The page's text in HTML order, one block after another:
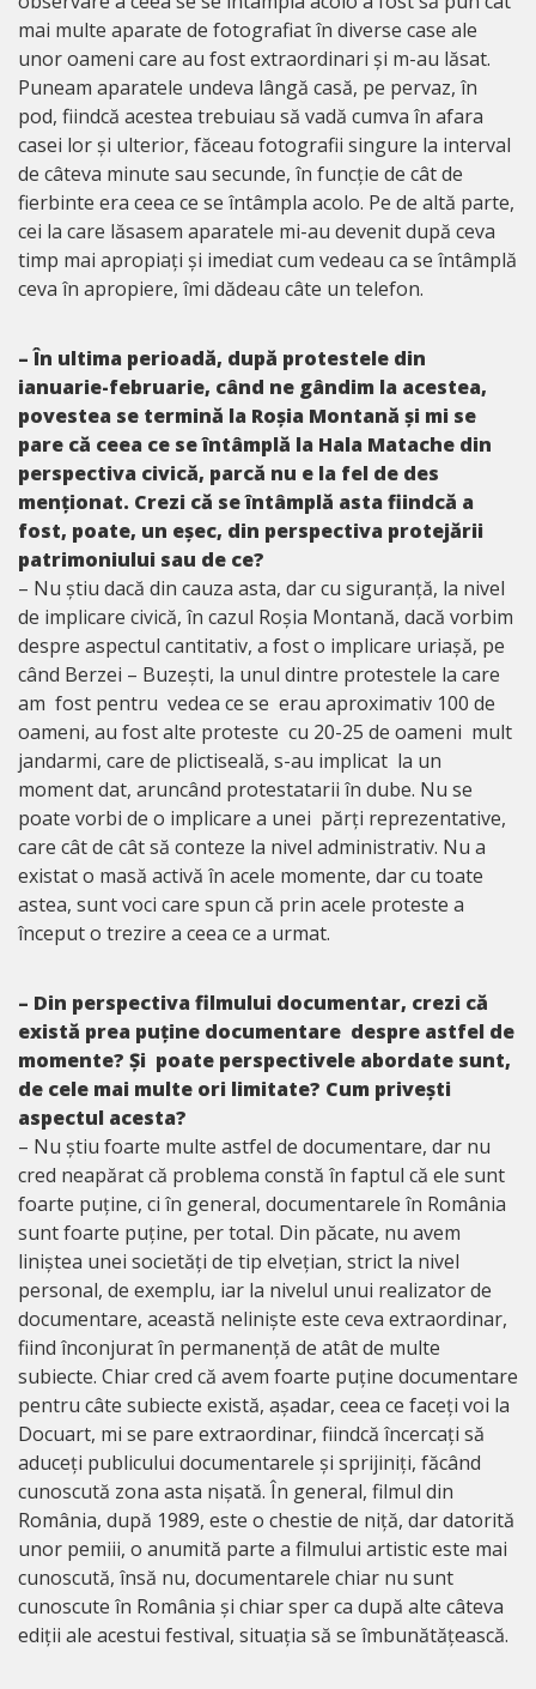
mai multe aparate de fotografiat în diverse case ale
unor oameni care au fost extraordinari și m-au lăsat.
Puneam aparatele undeva lângă casă, pe pervaz, în
pod, fiindcă acestea trebuiau să vadă cumva în afara
casei lor și ulterior, făceau fotografii singure la interval
de câteva minute sau secunde, în funcție de cât de
fierbinte era ceea ce se întâmpla acolo. Pe de altă parte,
cei la care lăsasem aparatele mi-au devenit după ceva
timp mai apropiați și imediat cum vedeau ca se întâmplă
ceva în apropiere, îmi dădeau câte un telefon.
– În ultima perioadă, după protestele din
ianuarie-februarie, când ne gândim la acestea,
povestea se termină la Roșia Montană și mi se
pare că ceea ce se întâmplă la Hala Matache din
perspectiva civică, parcă nu e la fel de des
menționat. Crezi că se întâmplă asta fiindcă a
fost, poate, un eșec, din perspectiva protejării
patrimoniului sau de ce?
– Nu știu dacă din cauza asta, dar cu siguranță, la nivel
de implicare civică, în cazul Roșia Montană, dacă vorbim
despre aspectul cantitativ, a fost o implicare uriașă, pe
când Berzei – Buzești, la unul dintre protestele la care
am fost pentru vedea ce se erau aproximativ 100 de
oameni, au fost alte proteste cu 20-25 de oameni mult
jandarmi, care de plictiseală, s-au implicat la un
moment dat, aruncând protestatarii în dube. Nu se
poate vorbi de o implicare a unei părți reprezentative,
care cât de cât să conteze la nivel administrativ. Nu a
existat o masă activă în acele momente, dar cu toate
astea, sunt voci care spun că prin acele proteste a
început o trezire a ceea ce a urmat.
– Din perspectiva filmului documentar, crezi că
există prea puține documentare despre astfel de
momente? Și poate perspectivele abordate sunt,
de cele mai multe ori limitate? Cum privești
aspectul acesta?
– Nu știu foarte multe astfel de documentare, dar nu
cred neapărat că problema constă în faptul că ele sunt
foarte puține, ci în general, documentarele în România
sunt foarte puține, per total. Din păcate, nu avem
liniștea unei societăți de tip elvețian, strict la nivel
personal, de exemplu, iar la nivelul unui realizator de
documentare, această neliniște este ceva extraordinar,
fiind înconjurat în permanență de atât de multe
subiecte. Chiar cred că avem foarte puține documentare
pentru câte subiecte există, așadar, ceea ce faceți voi la
Docuart, mi se pare extraordinar, fiindcă încercați să
aduceți publicului documentarele și sprijiniți, făcând
cunoscută zona asta nișată. În general, filmul din
România, după 1989, este o chestie de niță, dar datorită
unor pemiii, o anumită parte a filmului artistic este mai
cunoscută, însă nu, documentarele chiar nu sunt
cunoscute în România și chiar sper ca după alte câteva
ediții ale acestui festival, situația să se îmbunătățească.